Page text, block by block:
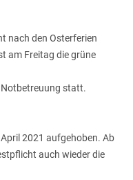
nach den Osterferien
am Freitag die grüne
Notbetreuung statt.
2021 aufgehoben. Ab
auch wieder die